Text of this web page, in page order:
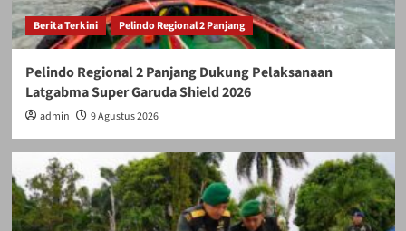
Berita Terkini Pelindo Regional 2 Panjang
Pelindo Regional 2 Panjang Dukung Pelaksanaan
Latgabma Super Garuda Shield 2026
admin 9 Agustus 2026